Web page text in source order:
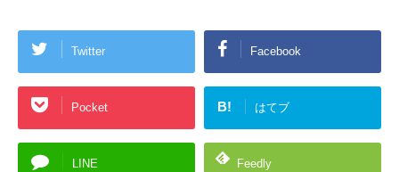
Twitter Facebook
Pocket B! はてブ
LINE Feedly